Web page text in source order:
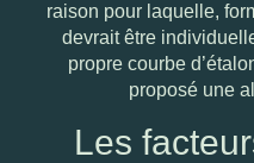
raison pour laquelle,
devrait être
propre courbe
proposé une
Les